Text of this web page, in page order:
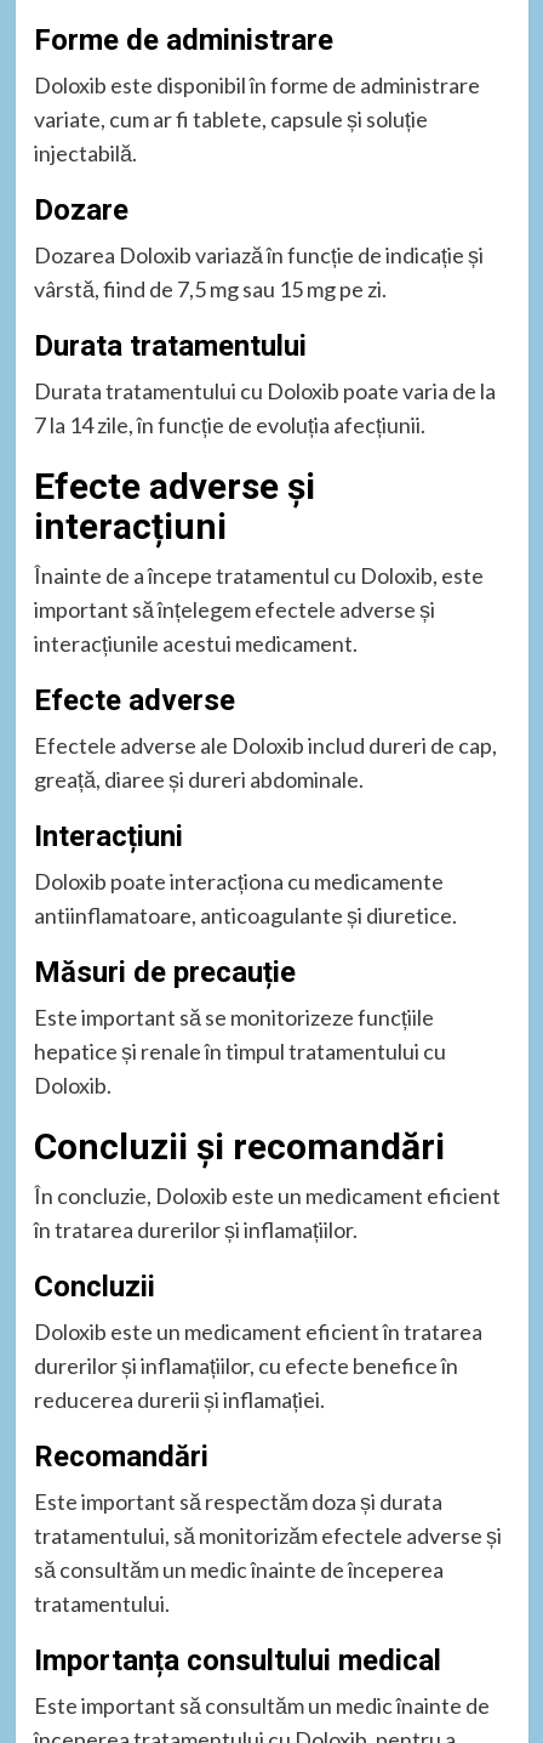
Forme de administrare
Doloxib este disponibil în forme de administrare
variate, cum ar fi tablete, capsule și soluție
injectabilă.
Dozare
Dozarea Doloxib variază în funcție de indicație și
vârstă, fiind de 7,5 mg sau 15 mg pe zi.
Durata tratamentului
Durata tratamentului cu Doloxib poate varia de la
7 la 14 zile, în funcție de evoluția afecțiunii.
Efecte adverse și
interacțiuni
Înainte de a începe tratamentul cu Doloxib, este
important să înțelegem efectele adverse și
interacțiunile acestui medicament.
Efecte adverse
Efectele adverse ale Doloxib includ dureri de cap,
greață, diaree și dureri abdominale.
Interacțiuni
Doloxib poate interacționa cu medicamente
antiinflamatoare, anticoagulante și diuretice.
Măsuri de precauție
Este important să se monitorizeze funcțiile
hepatice și renale în timpul tratamentului cu
Doloxib.
Concluzii și recomandări
În concluzie, Doloxib este un medicament eficient
în tratarea durerilor și inflamațiilor.
Concluzii
Doloxib este un medicament eficient în tratarea
durerilor și inflamațiilor, cu efecte benefice în
reducerea durerii și inflamației.
Recomandări
Este important să respectăm doza și durata
tratamentului, să monitorizăm efectele adverse și
să consultăm un medic înainte de începerea
tratamentului.
Importanța consultului medical
Este important să consultăm un medic înainte de